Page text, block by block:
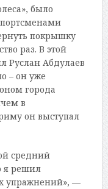
было
покрышку
раз. В этой
Руслан Абдулаев
– он уже
города
в
он выступал
средний
я решил
упражнений», —